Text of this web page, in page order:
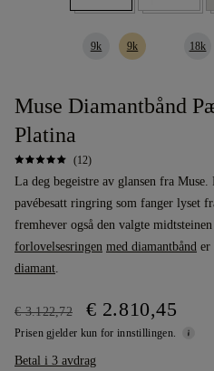
9k 9k 18k
Muse Diamantbånd
Platina
(12)
La deg begeistre av glansen fra
pavébesatt ringring som fanger lyset
fremhever også den valgte
forlovelsesringen med diamantbånd er
diamant.
€ 3.122,72 € 2.810,45
Prisen gjelder kun for innstillingen.
Betal i 3 avdrag